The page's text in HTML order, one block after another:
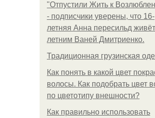
"Отпустили Жить к
- подписчики уверены, что 16-
летняя Анна пересильд
летним Ваней Дмитриенко.
Традиционная грузинская
Как понять в какой цвет
волосы. Как подобрать цвет
по цветотипу внешности?
Как правильно использовать